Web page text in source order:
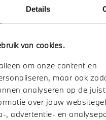
Details
van cookies.
om onze content en
maar ook
analyseren op de
over jouw
, advertentie- en